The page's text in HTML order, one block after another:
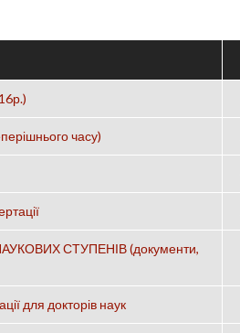
часу)
СТУПЕНІВ (документи,
для докторів наук